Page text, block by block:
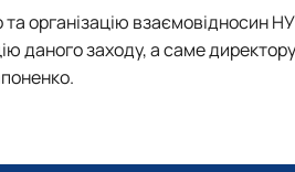
організацію взаємовідносин
даного заходу, а саме директору
.